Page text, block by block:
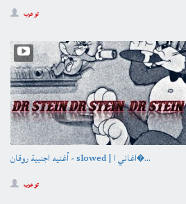
تو عرب
أغنيه اجنبية روقان - slowed | اغاني ا�...
تو عرب